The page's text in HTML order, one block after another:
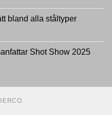
bland alla ståltyper
Shot Show 2025